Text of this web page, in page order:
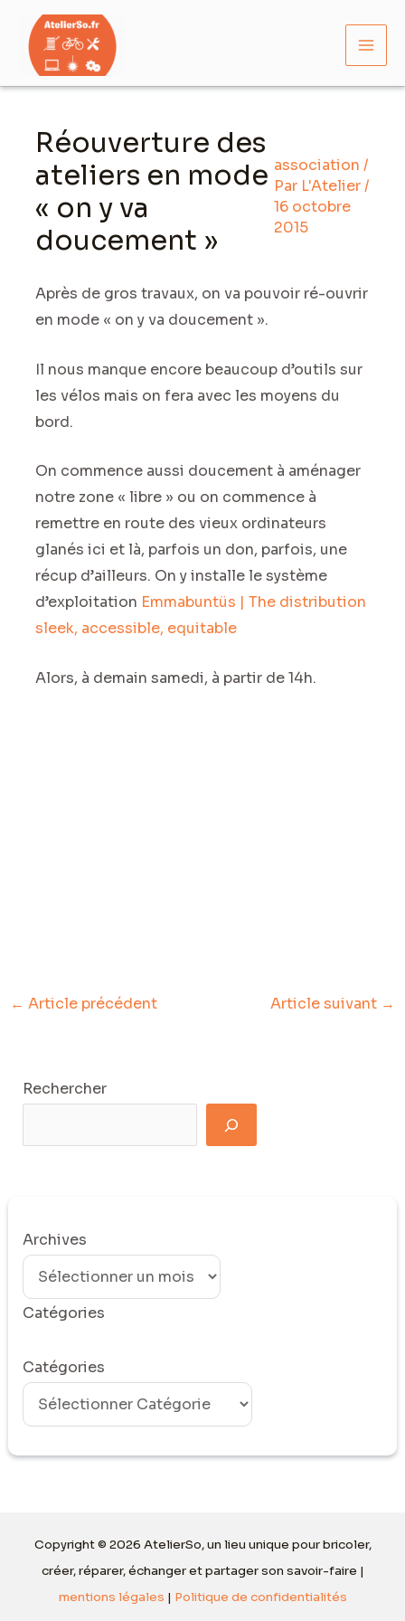
contenu
Réouverture des
ateliers en mode
« on y va
doucement »
association /
Par L'Atelier/
16 octobre
2015
Après de gros travaux, on va pouvoir ré-ouvrir
en mode « on y va doucement ».
Il nous manque encore beaucoup d’outils sur
les vélos mais on fera avec les moyens du
bord.
On commence aussi doucement à aménager
notre zone « libre » ou on commence à
remettre en route des vieux ordinateurs
glanés ici et là, parfois un don, parfois, une
récup d’ailleurs. On y installe le système
d’exploitation Emmabuntüs | The distribution
sleek, accessible, equitable
Alors, à demain samedi, à partir de 14h.
Navigation
articles
← Article précédent Article suivant →
Rechercher
Archives
Catégories
Catégories
Copyright © 2026 AtelierSo, un lieu unique pour bricoler,
créer, réparer, échanger et partager son savoir-faire |
mentions légales | Politique de confidentialités